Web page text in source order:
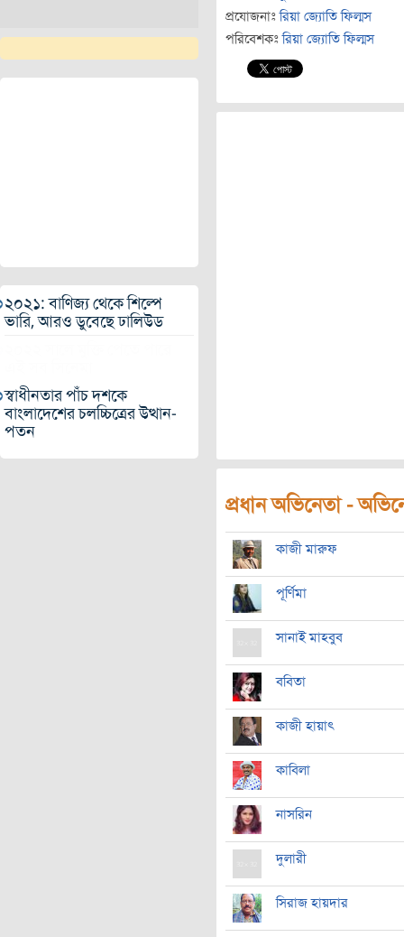
২০২১: বাণিজ্য থেকে শিল্পে
ভারি, আরও ডুবেছে ঢালিউড
স্বাধীনতার পাঁচ দশকে
বাংলাদেশের চলচ্চিত্রের উত্থান-
পতন
প্রযোজনাঃ রিয়া জ্যোতি ফিল্মস
পরিবেশকঃ রিয়া জ্যোতি ফিল্মস
প্রধান অভিনেতা -
কাজী মারুফ
পূর্ণিমা
সানাই মাহবুব
ববিতা
কাজী হায়াৎ
কাবিলা
নাসরিন
দুলারী
সিরাজ হায়দার